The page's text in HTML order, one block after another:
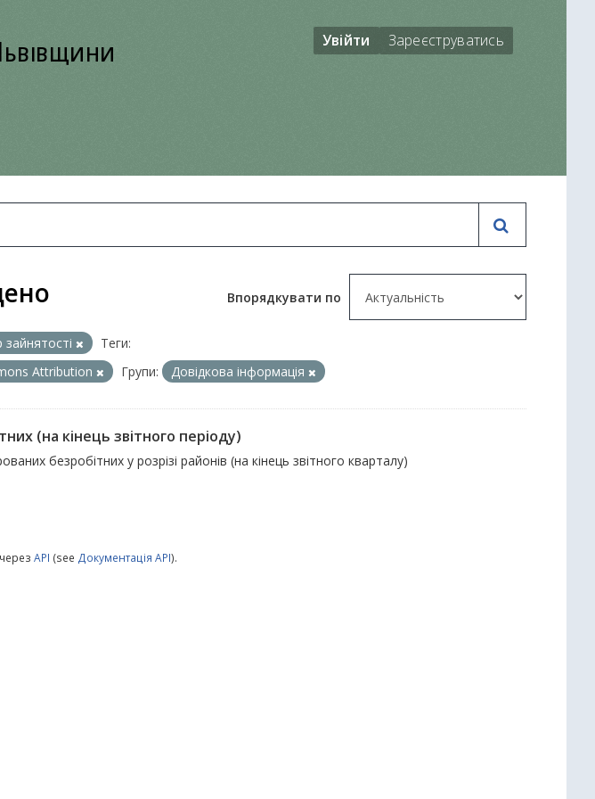
Увійти Зареєструватись
Впорядкувати по
Теги:
Attribution Групи: Довідкова інформація
(на кінець звітного періоду)
безробітних у розрізі районів (на кінець звітного кварталу)
API (see Документація API).